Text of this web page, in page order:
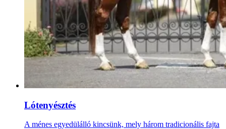
Lótenyésztés
A ménes egyedülálló kincsünk, mely három tradicionális fajta